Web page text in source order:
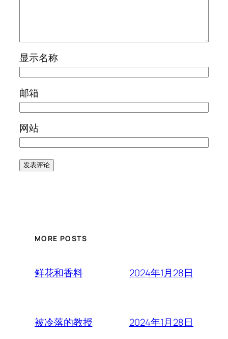
显示名称
邮箱
网站
MORE POSTS
鲜花和香料 2024年1月28日
被冷落的教授 2024年1月28日